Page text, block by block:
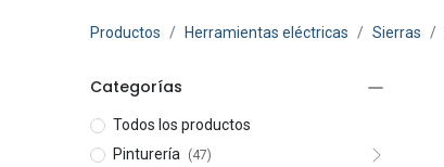
Productos Herramientas eléctricas Sierras
Categorías
Todos los productos
Pinturería
(47)